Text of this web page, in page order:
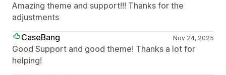
Amazing theme and support!!! Thanks for the
adjustments
CaseBang
Nov 24, 2025
Good Support and good theme! Thanks a lot for
helping!